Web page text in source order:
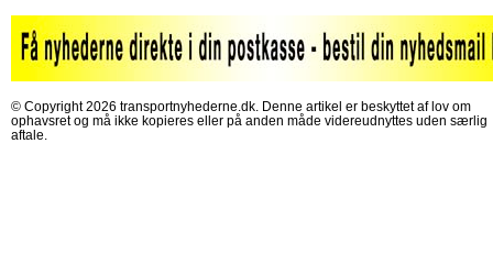
© Copyright 2026 transportnyhederne.dk. Denne artikel er beskyttet af lov om
ophavsret og må ikke kopieres eller på anden måde videreudnyttes uden særlig
aftale.